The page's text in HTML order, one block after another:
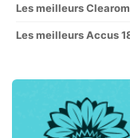
Les meilleurs
Les meilleurs Accus